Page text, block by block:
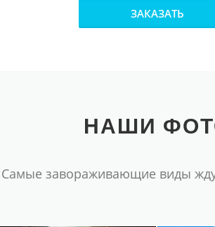
ЗАКАЗАТЬ
НАШИ
Самые завораживающие виды